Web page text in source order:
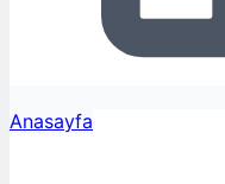
Anasayfa